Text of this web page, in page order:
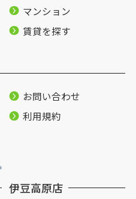
マンション
賃貸を探す
お問い合わせ
利用規約
伊豆高原店